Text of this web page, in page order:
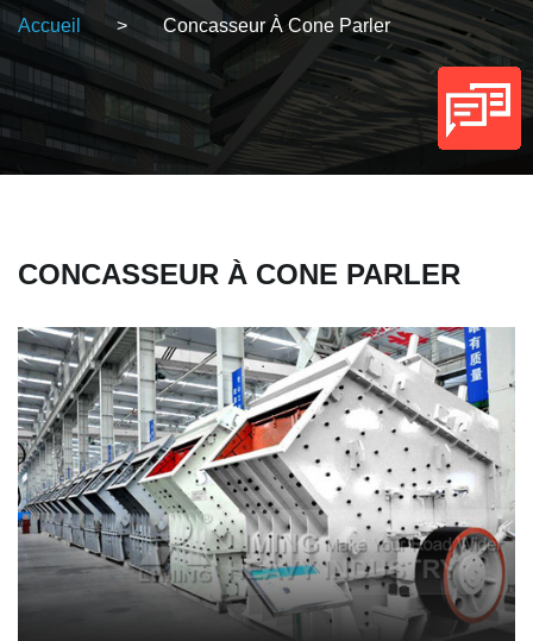
Accueil > Concasseur À Cone Parler
CONCASSEUR À CONE PARLER